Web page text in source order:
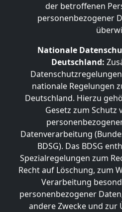
der betroffenen
personenbezogener
Nationale
Deutschland:
nationale Regelungen
Deutschland. Hierzu
Gesetz zum Schutz
Datenverarbeitung
BDSG). Das BDSG
Spezialregelungen zum
Recht auf Löschung, zum
Verarbeitung
personenbezogener
andere Zwecke und